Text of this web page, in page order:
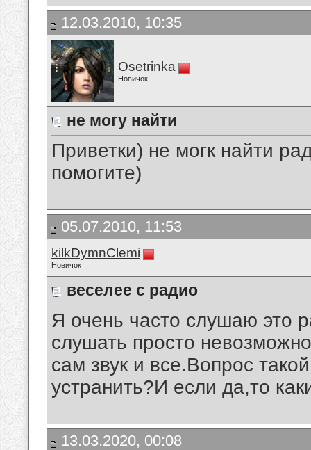
12.03.2010, 10:35
Osetrinka
Новичок
не могу найти
Приветки) не могк найти
помогите)
05.07.2010, 11:53
kilkDymnClemi
Новичок
веселее с радио
Я очень часто слушаю это
слушать просто
сам звук и все.Вопрос
устранить?И если да,то
13.03.2020, 00:08